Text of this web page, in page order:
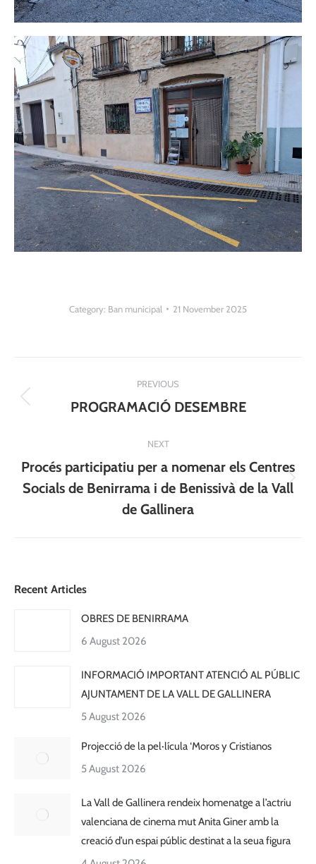
Category: Ban municipal 21 November 2025
navigation
PREVIOUS
Previous
PROGRAMACIÓ DESEMBRE
NEXT
Next
post:
Procés participatiu per a nomenar els Centres
Socials de Benirrama i de Benissivà de la Vall
de Gallinera
Recent Articles
OBRES DE BENIRRAMA
6 August 2026
INFORMACIÓ IMPORTANT ATENCIÓ AL PÚBLIC
AJUNTAMENT DE LA VALL DE GALLINERA
5 August 2026
Projecció de la pel·lícula ‘Moros y Cristianos
5 August 2026
La Vall de Gallinera rendeix homenatge a l’actriu
valenciana de cinema mut Anita Giner amb la
creació d’un espai públic destinat a la seua figura